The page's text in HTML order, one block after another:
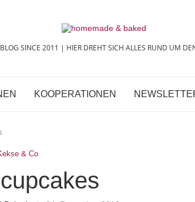
SINCE 2011 | HIER DREHT SICH ALLES RUND UM
KOOPERATIONEN
& Co